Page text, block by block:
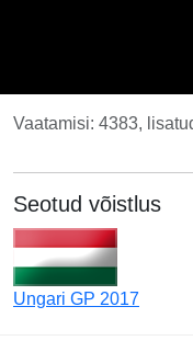
Vaatamisi: 4383,
Seotud võistlus
Ungari GP 2017